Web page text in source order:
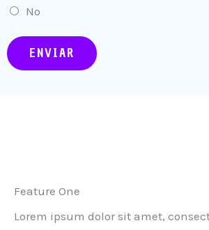
No
ENVIAR
Feature One
Lorem ipsum dolor sit amet,